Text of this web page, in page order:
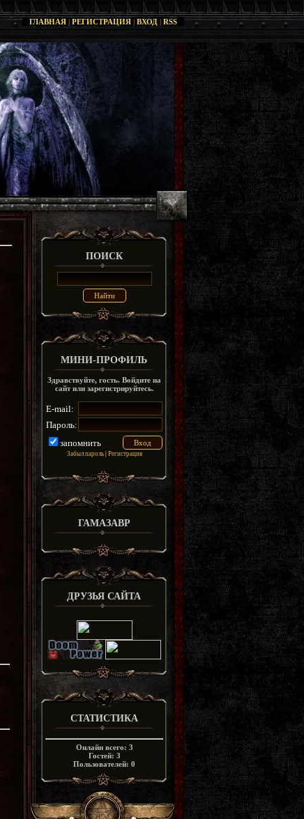
ГЛАВНАЯ | РЕГИСТРАЦИЯ | ВХОД | RSS
ПОИСК
МИНИ-ПРОФИЛЬ
Здравствуйте, гость. Войдите на
сайт или зарегистрируйтесь.
E-mail:
Пароль:
запомнить
Забыл пароль| Регистрация
ГАМАЗАВР
ДРУЗЬЯ САЙТА
СТАТИСТИКА
Онлайн всего: 3
Гостей: 3
Пользователей: 0